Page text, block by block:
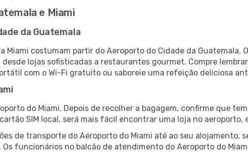
e Miami
da Guatemala
Miami costumam partir do Aeroporto do Cidade da Guatemala.
lojas sofisticadas a restaurantes gourmet. Compre
com o Wi-Fi gratuito ou saboreie uma refeição deliciosa
do Miami. Depois de recolher a bagagem, confirme que
SIM local, será mais fácil encontrar uma loja no aeroporto,
de transporte do Aeroporto do Miami até ao seu alojamento,
funcionários no balcão de atendimento do Aeroporto do